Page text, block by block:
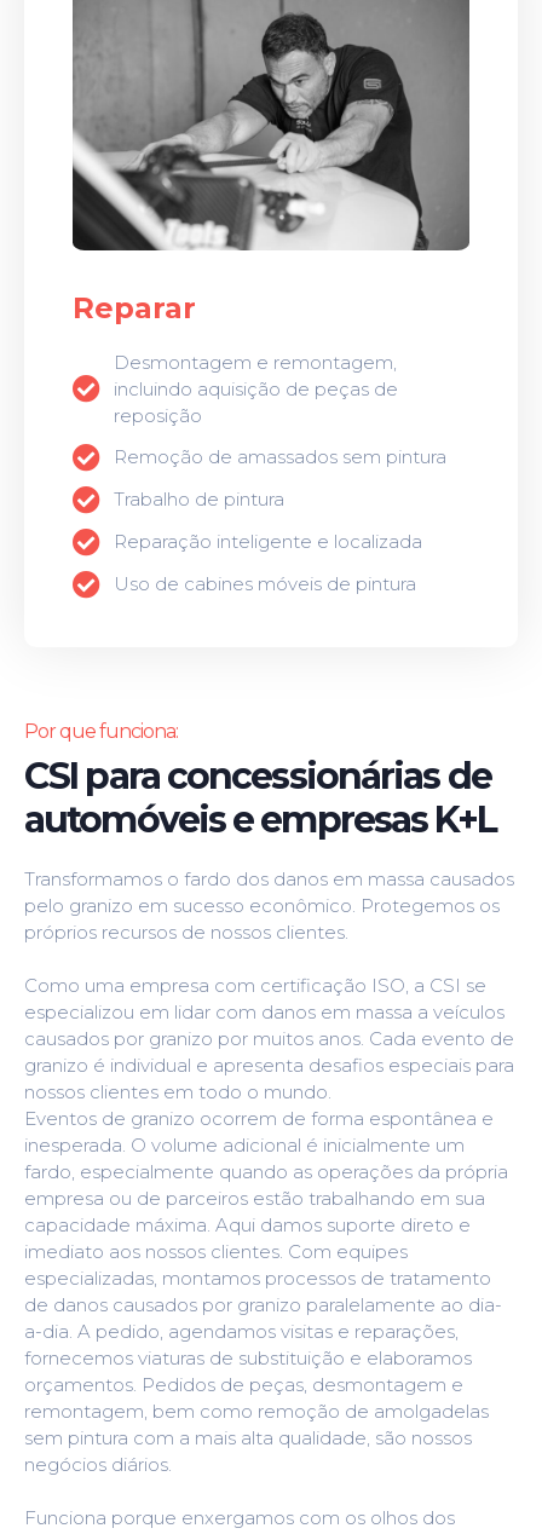
Reparar
Desmontagem e remontagem,
incluindo aquisição de peças de
reposição
Remoção de amassados ​​sem pintura
Trabalho de pintura
Reparação inteligente e localizada
Uso de cabines móveis de pintura
Por que funciona:
CSI para concessionárias de
automóveis e empresas K+L
Transformamos o fardo dos danos em massa causados
​​pelo granizo em sucesso econômico. Protegemos os
próprios recursos de nossos clientes.
Como uma empresa com certificação ISO, a CSI se
especializou em lidar com danos em massa a veículos
causados ​​por granizo por muitos anos. Cada evento de
granizo é individual e apresenta desafios especiais para
nossos clientes em todo o mundo.
Eventos de granizo ocorrem de forma espontânea e
inesperada. O volume adicional é inicialmente um
fardo, especialmente quando as operações da própria
empresa ou de parceiros estão trabalhando em sua
capacidade máxima. Aqui damos suporte direto e
imediato aos nossos clientes. Com equipes
especializadas, montamos processos de tratamento
de danos causados ​​por granizo paralelamente ao dia-
a-dia. A pedido, agendamos visitas e reparações,
fornecemos viaturas de substituição e elaboramos
orçamentos. Pedidos de peças, desmontagem e
remontagem, bem como remoção de amolgadelas
sem pintura com a mais alta qualidade, são nossos
negócios diários.
Funciona porque enxergamos com os olhos dos